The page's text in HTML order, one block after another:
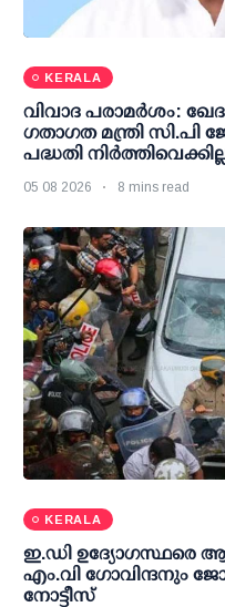
KERALA
വിവാദ പരാമര്‍ശം: ഖേദം
ഗതാഗത മന്ത്രി സി.പി
പദ്ധതി
05 08 2026 8 mins read
KERALA
ഇ.ഡി ഉദ്യോഗസ്ഥരെ
എം.വി ഗോവിന്ദനും
നോട്ടീസ്